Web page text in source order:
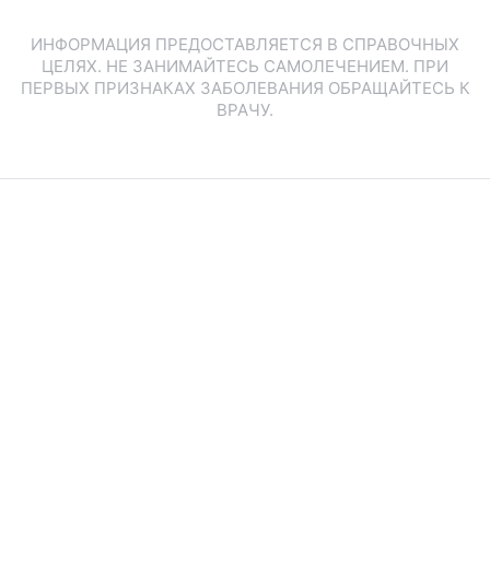
ИНФОРМАЦИЯ ПРЕДОСТАВЛЯЕТСЯ В СПРАВОЧНЫХ
ЦЕЛЯХ. НЕ ЗАНИМАЙТЕСЬ САМОЛЕЧЕНИЕМ. ПРИ
ПЕРВЫХ ПРИЗНАКАХ ЗАБОЛЕВАНИЯ ОБРАЩАЙТЕСЬ К
ВРАЧУ.